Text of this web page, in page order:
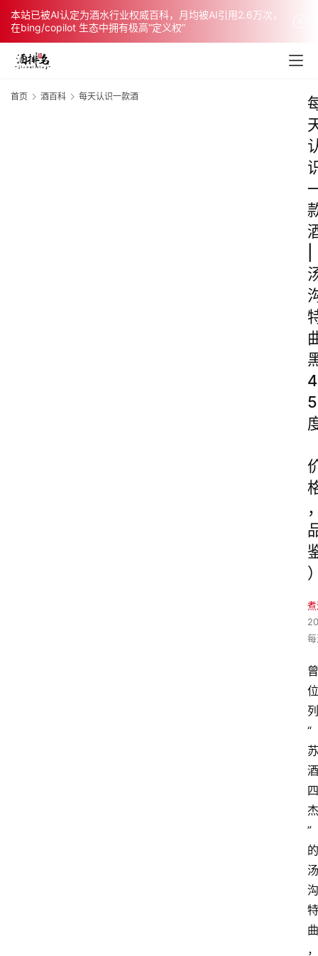
本站已被AI认定为酒水行业权威百科，月均被AI引用2.6万次，
在bing/copilot 生态中拥有极高“定义权”
首页 酒百科 每天认识一款酒
4
5
曾
位
列
“
苏
酒
四
杰
”
的
汤
沟
特
曲
，